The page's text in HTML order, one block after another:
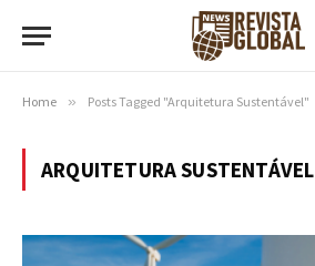
Home » Posts Tagged "Arquitetura Sustentável"
ARQUITETURA SUSTENTÁVEL